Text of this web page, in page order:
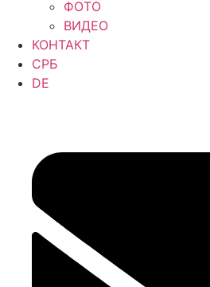
ФОТО
ВИДЕО
КОНТАКТ
СРБ
DE